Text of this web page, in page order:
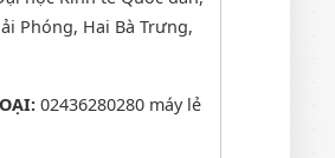
Phóng, Hai Bà Trưng,
02436280280 máy lẻ